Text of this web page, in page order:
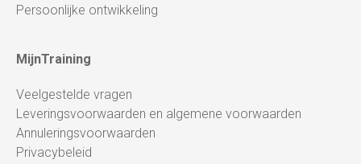
Persoonlijke ontwikkeling
MijnTraining
Veelgestelde vragen
Leveringsvoorwaarden en algemene voorwaarden
Annuleringsvoorwaarden
Privacybeleid